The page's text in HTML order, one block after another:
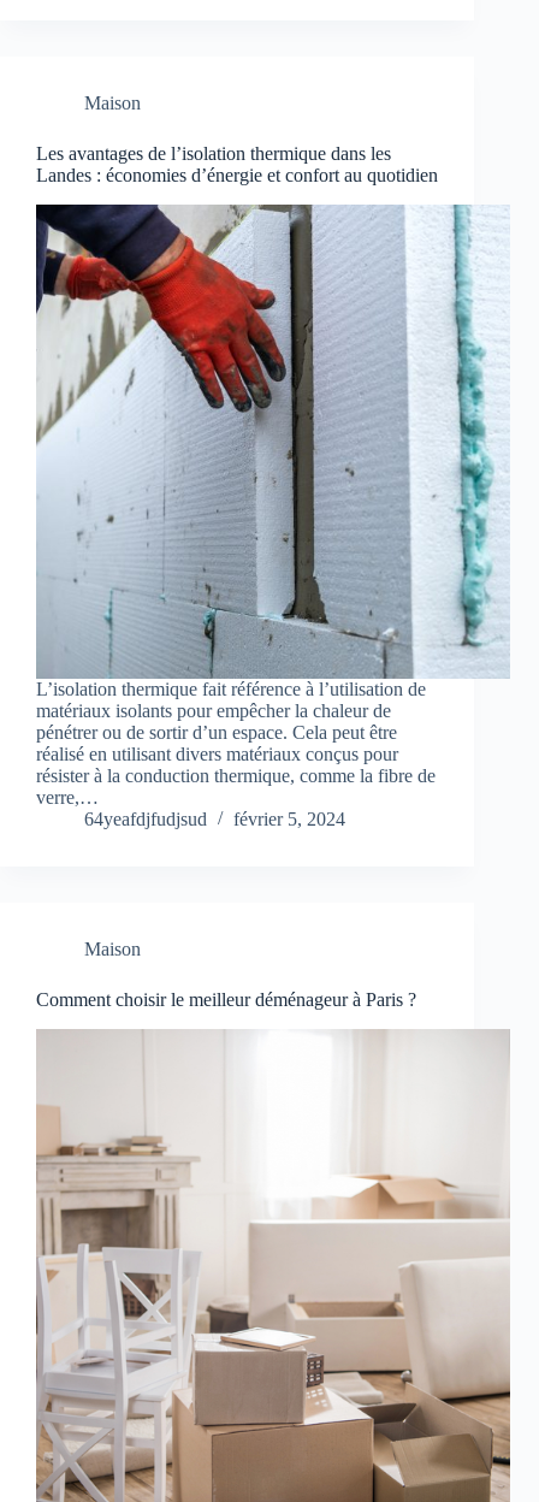
Maison
Les avantages de l’isolation thermique dans les
Landes : économies d’énergie et confort au quotidien
L’isolation thermique fait référence à l’utilisation de
matériaux isolants pour empêcher la chaleur de
pénétrer ou de sortir d’un espace. Cela peut être
réalisé en utilisant divers matériaux conçus pour
résister à la conduction thermique, comme la fibre de
verre,…
64yeafdjfudjsud
février 5, 2024
Maison
Comment choisir le meilleur déménageur à Paris ?